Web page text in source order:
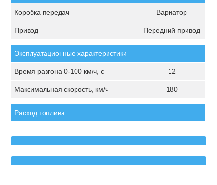
Коробка передач Вариатор
Привод Передний привод
Эксплуатационные характеристики
Время разгона 0-100 км/ч, с 12
Максимальная скорость, км/ч 180
Расход топлива